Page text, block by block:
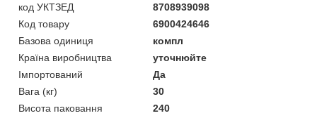
код УКТЗЕД
8708939098
Код товару
6900424646
Базова одиниця
компл
Країна виробництва
уточнюйте
Імпортований
Да
Вага (кг)
30
Висота паковання
240